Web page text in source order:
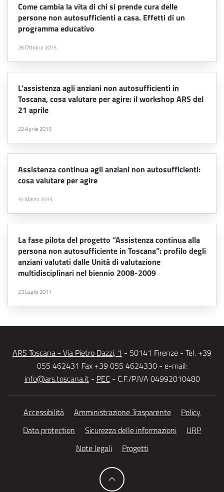
Come cambia la vita di chi si prende cura delle
persone non autosufficienti a casa. Effetti di un
programma educativo
26 Ottobre 2015
L’assistenza agli anziani non autosufficienti in
Toscana, cosa valutare per agire: il workshop ARS del
21 aprile
22 Aprile 2015
Assistenza continua agli anziani non autosufficienti:
cosa valutare per agire
31 Marzo 2015
La fase pilota del progetto “Assistenza continua alla
persona non autosufficiente in Toscana”: profilo degli
anziani valutati dalle Unità di valutazione
multidisciplinari nel biennio 2008-2009
23 Luglio 2011
ARS Toscana - Via Pietro Dazzi, 1 - 50141 Firenze - Tel. +39
055 462431 Fax +39 055 4624330 - e-mail:
info@ars.toscana.it- PEC - C.F./P.IVA 04992010480
Accessibilità Amministrazione Trasparente
Policy
Data protection
Sicurezza delle informazioni
URP
Note legali
Progetti